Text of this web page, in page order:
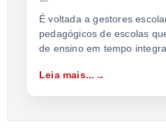
É voltada a gestores
pedagógicos de escolas
de ensino em tempo
Leia mais...